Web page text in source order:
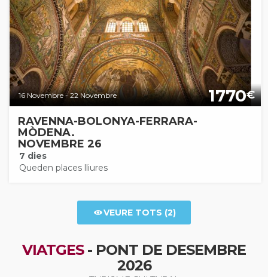
16 Novembre - 22 Novembre 1770€
RAVENNA-BOLONYA-FERRARA-
MÒDENA.
NOVEMBRE 26
7 dies
Queden places lliures
VEURE TOTS (2)
VIATGES- PONT DE DESEMBRE
2026